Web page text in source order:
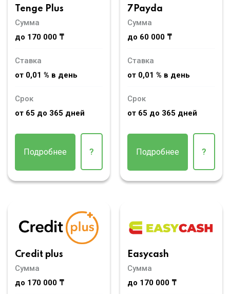
Tenge Plus
Сумма
до 170 000 ₸
Ставка
от 0,01 % в день
Срок
от 65 до 365 дней
Подробнее ?
7Payda
Сумма
до 60 000 ₸
Ставка
от 0,01 % в день
Срок
от 65 до 365 дней
Подробнее ?
Credit plus
Сумма
до 170 000 ₸
Easycash
Сумма
до 170 000 ₸